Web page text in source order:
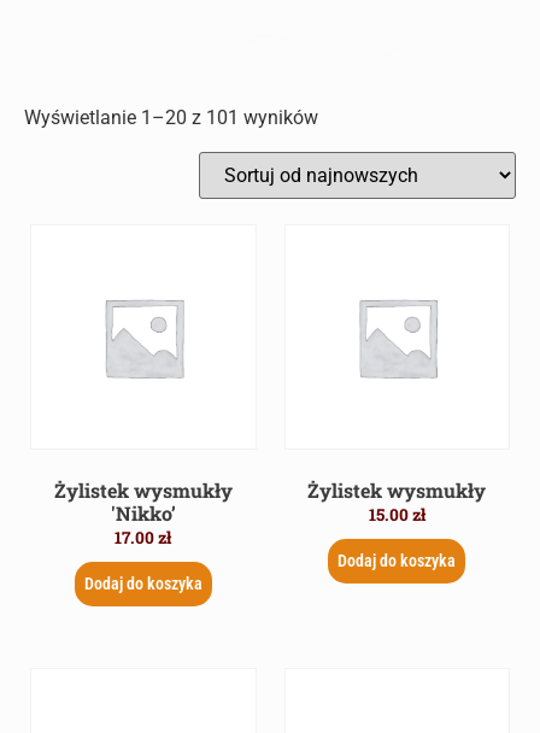
Wyświetlanie 1–20 z 101 wyników
Żylistek wysmukły
'Nikko’
17.00zł
Dodaj do koszyka
Żylistek wysmukły
15.00zł
Dodaj do koszyka